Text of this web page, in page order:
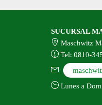
SUCURSAL
Maschwitz
Tel: 0810-
Lunes a